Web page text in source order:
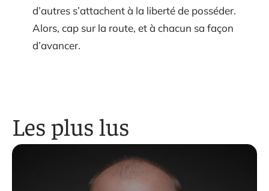
d’autres s’attachent à la liberté de posséder.
Alors, cap sur la route, et à chacun sa façon
d’avancer.
Les plus lus